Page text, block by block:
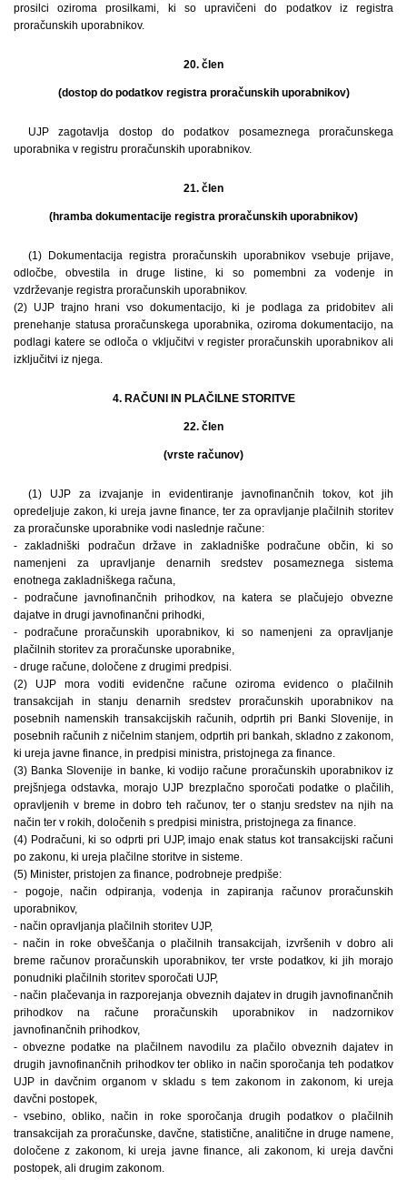
prosilci oziroma prosilkami, ki so upravičeni do podatkov iz registra
proračunskih uporabnikov.
20. člen
(dostop do podatkov registra proračunskih uporabnikov)
UJP zagotavlja dostop do podatkov posameznega proračunskega
uporabnika v registru proračunskih uporabnikov.
21. člen
(hramba dokumentacije registra proračunskih uporabnikov)
(1) Dokumentacija registra proračunskih uporabnikov vsebuje prijave,
odločbe, obvestila in druge listine, ki so pomembni za vodenje in
vzdrževanje registra proračunskih uporabnikov.
(2) UJP trajno hrani vso dokumentacijo, ki je podlaga za pridobitev ali
prenehanje statusa proračunskega uporabnika, oziroma dokumentacijo, na
podlagi katere se odloča o vključitvi v register proračunskih uporabnikov ali
izključitvi iz njega.
4. RAČUNI IN PLAČILNE STORITVE
22. člen
(vrste računov)
(1) UJP za izvajanje in evidentiranje javnofinančnih tokov, kot jih
opredeljuje zakon, ki ureja javne finance, ter za opravljanje plačilnih storitev
za proračunske uporabnike vodi naslednje račune:
- zakladniški podračun države in zakladniške podračune občin, ki so
namenjeni za upravljanje denarnih sredstev posameznega sistema
enotnega zakladniškega računa,
- podračune javnofinančnih prihodkov, na katera se plačujejo obvezne
dajatve in drugi javnofinančni prihodki,
- podračune proračunskih uporabnikov, ki so namenjeni za opravljanje
plačilnih storitev za proračunske uporabnike,
- druge račune, določene z drugimi predpisi.
(2) UJP mora voditi evidenčne račune oziroma evidenco o plačilnih
transakcijah in stanju denarnih sredstev proračunskih uporabnikov na
posebnih namenskih transakcijskih računih, odprtih pri Banki Slovenije, in
posebnih računih z ničelnim stanjem, odprtih pri bankah, skladno z zakonom,
ki ureja javne finance, in predpisi ministra, pristojnega za finance.
(3) Banka Slovenije in banke, ki vodijo račune proračunskih uporabnikov iz
prejšnjega odstavka, morajo UJP brezplačno sporočati podatke o plačilih,
opravljenih v breme in dobro teh računov, ter o stanju sredstev na njih na
način ter v rokih, določenih s predpisi ministra, pristojnega za finance.
(4) Podračuni, ki so odprti pri UJP, imajo enak status kot transakcijski računi
po zakonu, ki ureja plačilne storitve in sisteme.
(5) Minister, pristojen za finance, podrobneje predpiše:
- pogoje, način odpiranja, vodenja in zapiranja računov proračunskih
uporabnikov,
- način opravljanja plačilnih storitev UJP,
- način in roke obveščanja o plačilnih transakcijah, izvršenih v dobro ali
breme računov proračunskih uporabnikov, ter vrste podatkov, ki jih morajo
ponudniki plačilnih storitev sporočati UJP,
- način plačevanja in razporejanja obveznih dajatev in drugih javnofinančnih
prihodkov na račune proračunskih uporabnikov in nadzornikov
javnofinančnih prihodkov,
- obvezne podatke na plačilnem navodilu za plačilo obveznih dajatev in
drugih javnofinančnih prihodkov ter obliko in način sporočanja teh podatkov
UJP in davčnim organom v skladu s tem zakonom in zakonom, ki ureja
davčni postopek,
- vsebino, obliko, način in roke sporočanja drugih podatkov o plačilnih
transakcijah za proračunske, davčne, statistične, analitične in druge namene,
določene z zakonom, ki ureja javne finance, ali zakonom, ki ureja davčni
postopek, ali drugim zakonom.